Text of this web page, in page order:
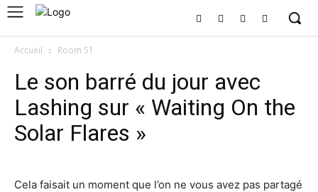
Accueil Room 51
Le son barré du jour avec
Lashing sur « Waiting On the
Solar Flares »
Cela faisait un moment que l’on ne vous avez pas partagé